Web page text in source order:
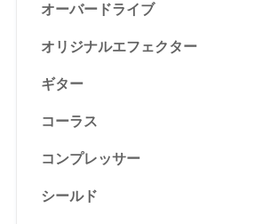
オーバードライブ
オリジナルエフェクター
ギター
コーラス
コンプレッサー
シールド